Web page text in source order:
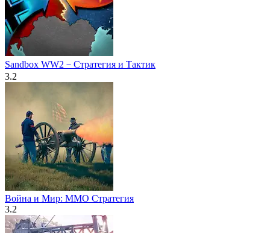
Sandbox WW2－Стратегия и Тактик
3.2
Война и Мир: MMO Стратегия
3.2